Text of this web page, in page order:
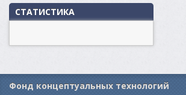
СТАТИСТИКА
Фонд концептуальных технологий